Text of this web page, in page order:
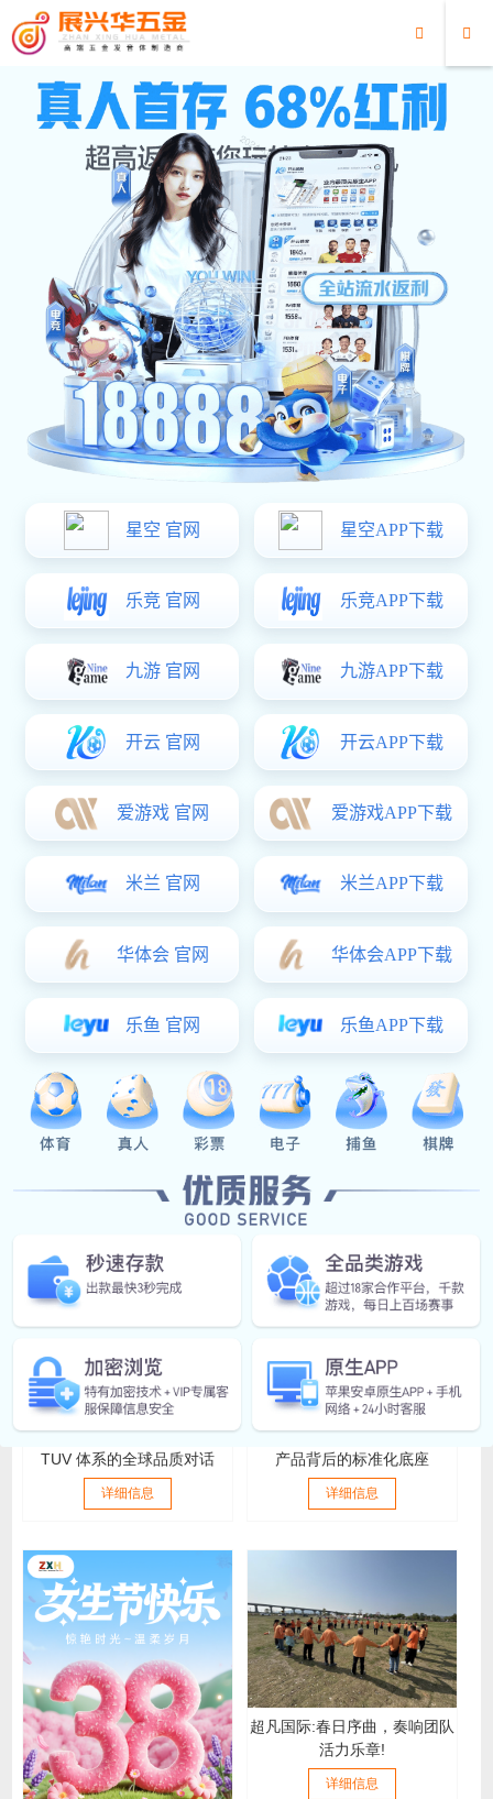
超凡国际
超凡国际/最新消息
劳动光荣，平凡亦有光！
详细信息
超凡国际:展兴华|清明雨上，思
详细信息
展兴华|产品价格调整公告
超凡国际:展兴华|春分·昼夜等
分，万物复苏
详细信息
超凡国际:笛驰户外敲击乐器与
TUV 体系的全球品质对话
详细信息
质量管理体系（QMS）：笛驰
产品背后的标准化底座
详细信息
超凡国际:春日序曲，奏响团队
活力乐章!
详细信息